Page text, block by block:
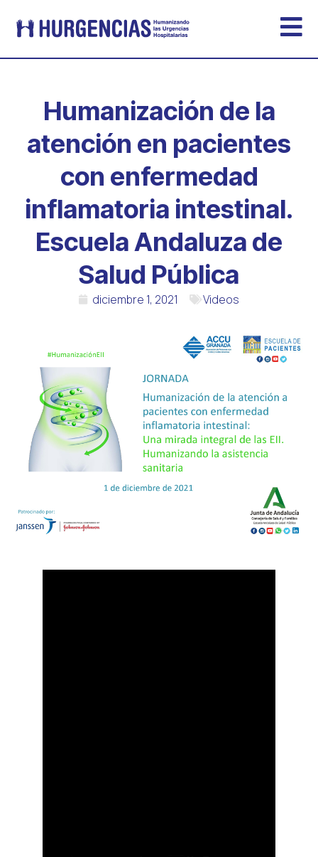
Humanización de la
atención en pacientes
con enfermedad
inflamatoria intestinal.
Escuela Andaluza de
Salud Pública
diciembre 1, 2021 Videos